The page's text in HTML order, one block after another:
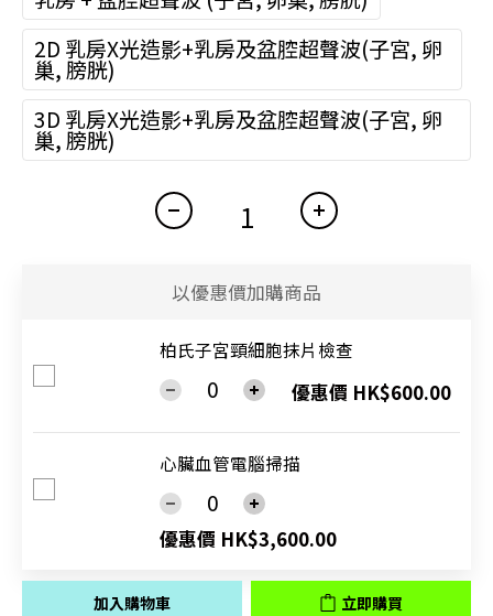
2D 乳房X光造影+乳房及盆腔超聲波(子宮, 卵
巢, 膀胱)
3D 乳房X光造影+乳房及盆腔超聲波(子宮, 卵
巢, 膀胱)
以優惠價加購商品
柏氏子宮頸細胞抹片檢查
優惠價 HK$600.00
心臟血管電腦掃描
優惠價 HK$3,600.00
加入購物車 立即購買